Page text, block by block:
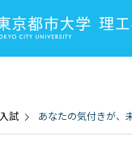
入試 あなたの気付きが、未来を動かす。 OPEN